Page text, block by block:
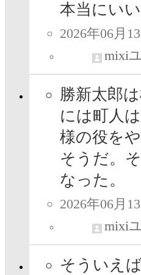
本当にいい
2026年06月
mixi
勝新太郎
には町人
様の役を
そうだ。
なった。
2026年06月
mixi
そういえ